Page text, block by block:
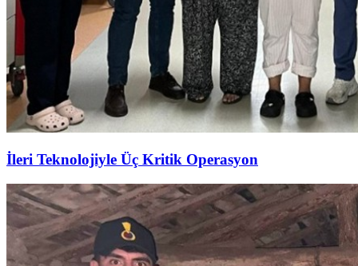
İleri Teknolojiyle Üç Kritik Operasyon